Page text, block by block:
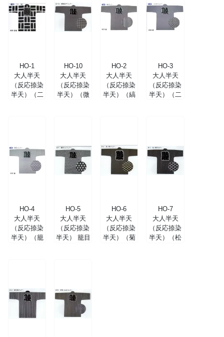
HO-1
大人半天
（反応捺染
半天）（二
HO-10
大人半天
（反応捺染
半天）（微
HO-2
大人半天
（反応捺染
半天）（縞
HO-3
大人半天
（反応捺染
半天）（二
HO-4
大人半天
（反応捺染
半天）（籠
HO-5
大人半天
（反応捺染
半天） 籠目
HO-6
大人半天
（反応捺染
半天）（菊
HO-7
大人半天
（反応捺染
半天）（松